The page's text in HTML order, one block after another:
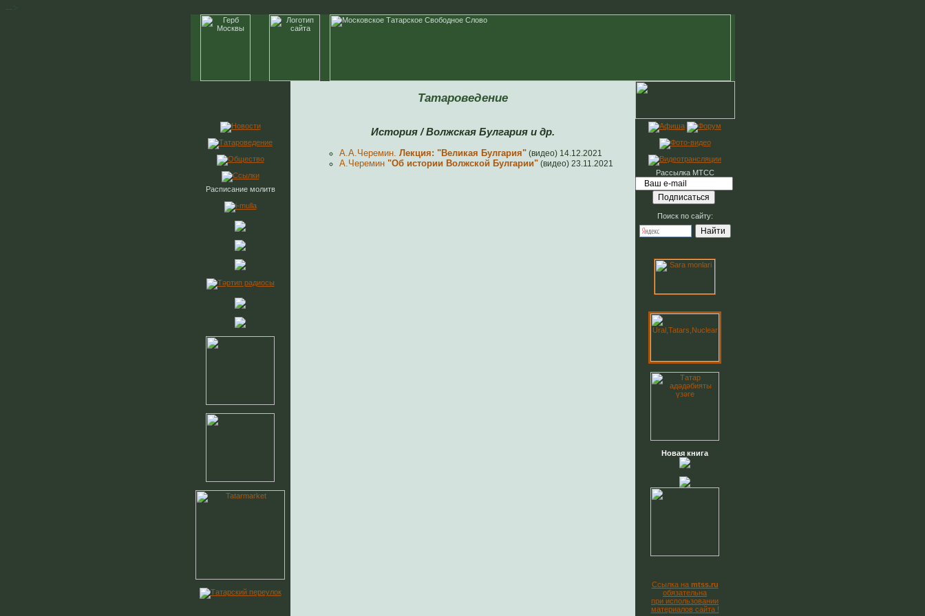
Расписание молитв
Татароведение
История / Волжская Булгария и др.
А.А.Черемин. Лекция: "Великая Булгария" (видео) 14.12.2021
А.Черемин "Об истории Волжской Булгарии" (видео) 23.11.2021
Рассылка МТСС
Поиск по сайту:
Новая книга
Ссылка на mtss.ru
обязательна
при использовании
материалов сайта !